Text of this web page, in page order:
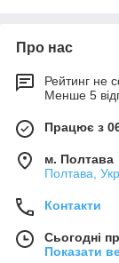
Про нас
Рейтинг не
Менше 5
Працює з
м. Полтава
Полтава,
Контакти
Сьогодні
Показати